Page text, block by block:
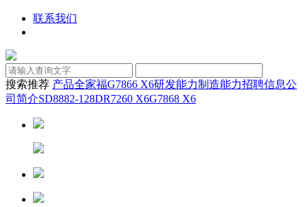
联系我们
搜索推荐 产品全家福G7866 X6研发能力制造能力招聘信息公
司简介SD8882-128DR7260 X6G7868 X6